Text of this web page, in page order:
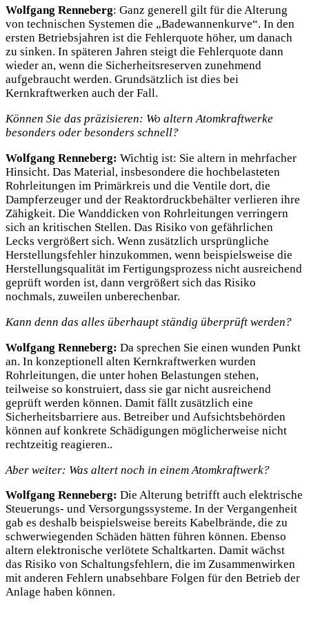
Wolfgang Renneberg: Ganz generell gilt für die Alterung
von technischen Systemen die „Badewannenkurve“. In den
ersten Betriebsjahren ist die Fehlerquote höher, um danach
zu sinken. In späteren Jahren steigt die Fehlerquote dann
wieder an, wenn die Sicherheitsreserven zunehmend
aufgebraucht werden. Grundsätzlich ist dies bei
Kernkraftwerken auch der Fall.
Können Sie das präzisieren: Wo altern Atomkraftwerke
besonders oder besonders schnell?
Wolfgang Renneberg: Wichtig ist: Sie altern in mehrfacher
Hinsicht. Das Material, insbesondere die hochbelasteten
Rohrleitungen im Primärkreis und die Ventile dort, die
Dampferzeuger und der Reaktordruckbehälter verlieren ihre
Zähigkeit. Die Wanddicken von Rohrleitungen verringern
sich an kritischen Stellen. Das Risiko von gefährlichen
Lecks vergrößert sich. Wenn zusätzlich ursprüngliche
Herstellungsfehler hinzukommen, wenn beispielsweise die
Herstellungsqualität im Fertigungsprozess nicht ausreichend
geprüft worden ist, dann vergrößert sich das Risiko
nochmals, zuweilen unberechenbar.
Kann denn das alles überhaupt ständig überprüft werden?
Wolfgang Renneberg: Da sprechen Sie einen wunden Punkt
an. In konzeptionell alten Kernkraftwerken wurden
Rohrleitungen, die unter hohen Belastungen stehen,
teilweise so konstruiert, dass sie gar nicht ausreichend
geprüft werden können. Damit fällt zusätzlich eine
Sicherheitsbarriere aus. Betreiber und Aufsichtsbehörden
können auf konkrete Schädigungen möglicherweise nicht
rechtzeitig reagieren..
Aber weiter: Was altert noch in einem Atomkraftwerk?
Wolfgang Renneberg: Die Alterung betrifft auch elektrische
Steuerungs- und Versorgungssysteme. In der Vergangenheit
gab es deshalb beispielsweise bereits Kabelbrände, die zu
schwerwiegenden Schäden hätten führen können. Ebenso
altern elektronische verlötete Schaltkarten. Damit wächst
das Risiko von Schaltungsfehlern, die im Zusammenwirken
mit anderen Fehlern unabsehbare Folgen für den Betrieb der
Anlage haben können.